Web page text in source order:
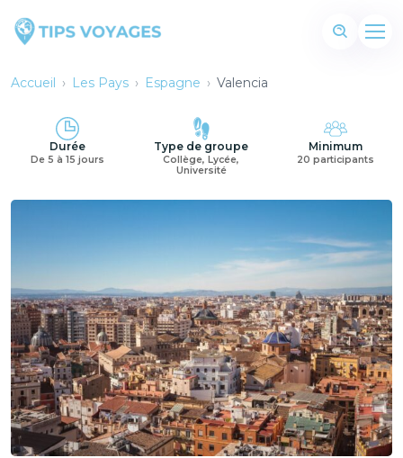
Accueil › Les Pays › Espagne › Valencia
Durée
De 5 à 15 jours
Type de groupe
Collège, Lycée,
Université
Minimum
20 participants